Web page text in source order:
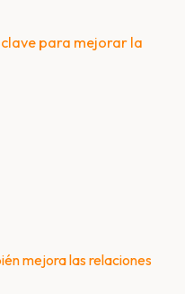
para mejorar la
mejora las relaciones